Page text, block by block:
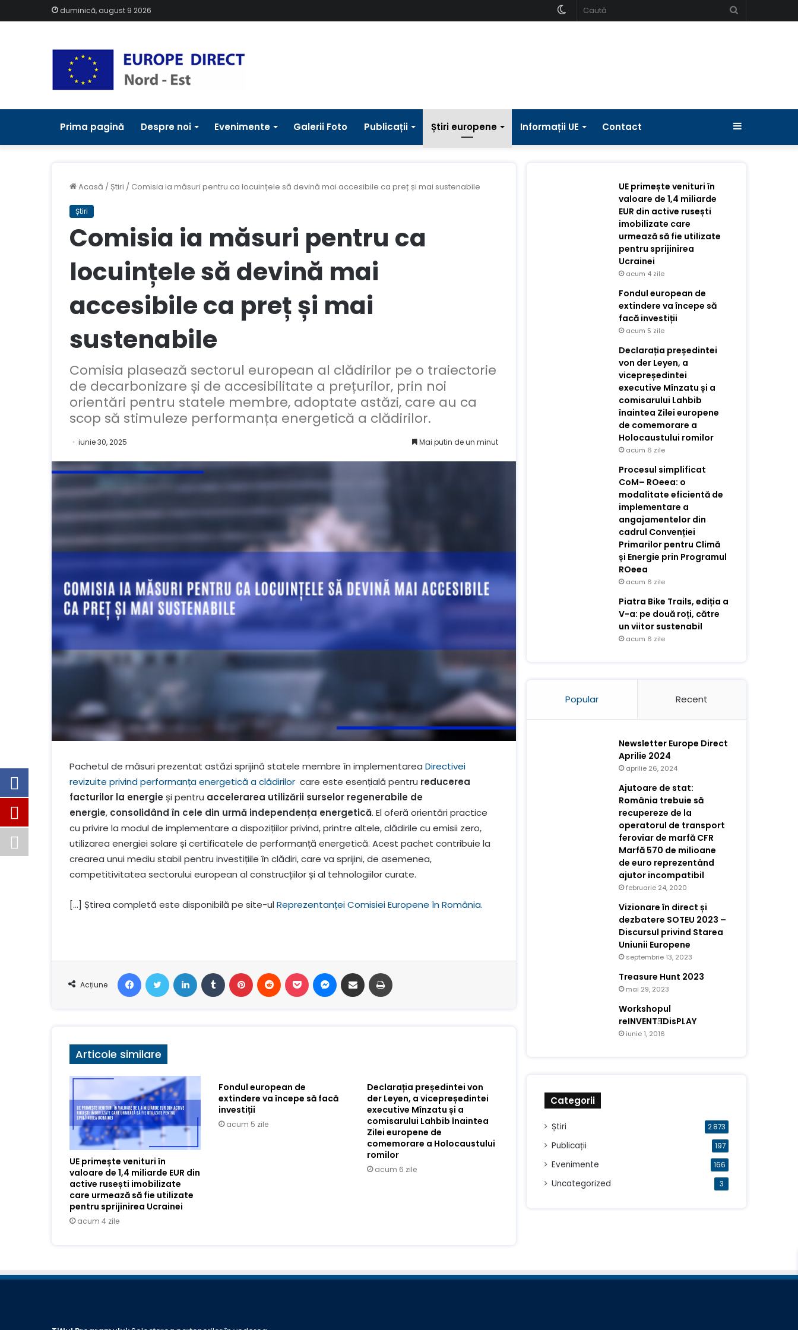
duminică, august 9 2026
Schimbați
Prima pagină Despre noi Evenimente Galerii Foto Publicații Știri europene Informații UE Contact Bara
Acasă / Știri / Comisia ia măsuri pentru ca locuințele să devină mai accesibile ca preț și mai sustenabile
Știri
Comisia ia măsuri pentru ca
locuințele să devină mai
accesibile ca preț și mai
sustenabile
Comisia plasează sectorul european al clădirilor pe o traiectorie
de decarbonizare și de accesibilitate a prețurilor, prin noi
orientări pentru statele membre, adoptate astăzi, care au ca
scop să stimuleze performanța energetică a clădirilor.
iunie 30, 2025 Mai putin de un minut
Pachetul de măsuri prezentat astăzi sprijină statele membre în implementarea Directivei
revizuite privind performanța energetică a clădirilor care este esențială pentru reducerea
facturilor la energie și pentru accelerarea utilizării surselor regenerabile de
energie, consolidând în cele din urmă independența energetică. El oferă orientări practice
cu privire la modul de implementare a dispozițiilor privind, printre altele, clădirile cu emisii zero,
utilizarea energiei solare și certificatele de performanță energetică. Acest pachet contribuie la
crearea unui mediu stabil pentru investițiile în clădiri, care va sprijini, de asemenea,
competitivitatea sectorului european al construcțiilor și al tehnologiilor curate.
[…] Știrea completă este disponibilă pe site-ulReprezentanței Comisiei Europene în România.
Acțiune
FacebookStare de nervozitateLinkedIn Tumblr Pinterest Reddit Buzunar Mesager Distribuie prin e-mail
Articole similare
UE primește venituri în
valoare de 1,4 miliarde EUR din
active rusești imobilizate
care urmează să fie utilizate
pentru sprijinirea Ucrainei
acum 4 zile
Fondul european de
extindere va începe să facă
investiții
acum 5 zile
Declarația președintei von
der Leyen, a vicepreședintei
executive Mînzatu și a
comisarului Lahbib înaintea
Zilei europene de
comemorare a Holocaustului
romilor
acum 6 zile
UE primește venituri în
valoare de 1,4 miliarde
EUR din active rusești
imobilizate care
urmează să fie utilizate
pentru sprijinirea
Ucrainei
acum 4 zile
Fondul european de
extindere va începe să
facă investiții
acum 5 zile
Declarația președintei
von der Leyen, a
vicepreședintei
executive Mînzatu și a
comisarului Lahbib
înaintea Zilei europene
de comemorare a
Holocaustului romilor
acum 6 zile
Procesul simplificat
CoM– ROeea: o
modalitate eficientă de
implementare a
angajamentelor din
cadrul Convenției
Primarilor pentru Climă
și Energie prin Programul
ROeea
acum 6 zile
Piatra Bike Trails, ediția a
V-a: pe două roți, către
un viitor sustenabil
acum 6 zile
Popular Recent
Newsletter Europe Direct
Aprilie 2024
aprilie 26, 2024
Ajutoare de stat:
România trebuie să
recupereze de la
operatorul de transport
feroviar de marfă CFR
Marfă 570 de milioane
de euro reprezentând
ajutor incompatibil
februarie 24, 2020
Vizionare în direct și
dezbatere SOTEU 2023 –
Discursul privind Starea
Uniunii Europene
septembrie 13, 2023
Treasure Hunt 2023
mai 29, 2023
Workshopul
reINVENTƎDisPLAY
iunie 1, 2016
Categorii
Știri 2.873
Publicații 197
Evenimente 166
Uncategorized 3